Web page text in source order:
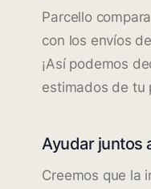
Parcello
con los envíos
¡Así podemos
estimados de tu
Ayudar juntos
Creemos que la